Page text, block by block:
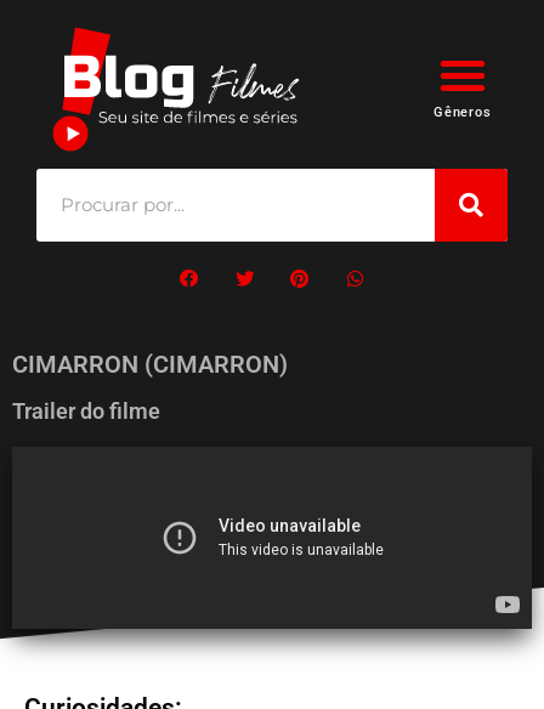
Gêneros
CIMARRON (CIMARRON)
Trailer do filme